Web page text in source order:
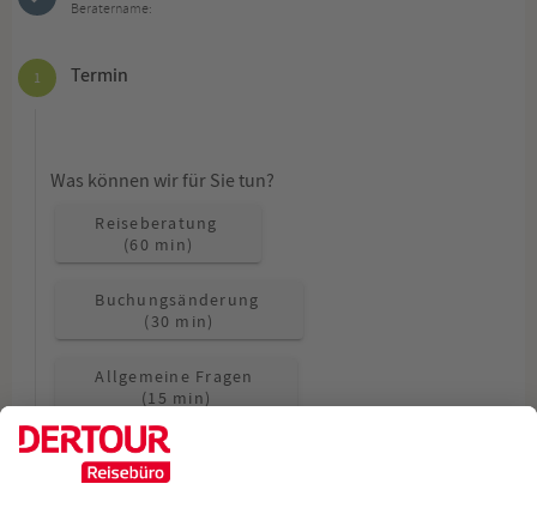
Beratername:
1 Termin
Was können wir für Sie tun?
Reiseberatung
(60 min)
Buchungsänderung
(30 min)
Allgemeine Fragen
(15 min)
Wie möchten Sie beraten werden?